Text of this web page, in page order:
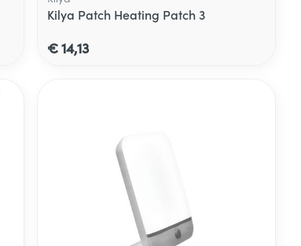
Kilya Patch Heating Patch 3
€ 14,13